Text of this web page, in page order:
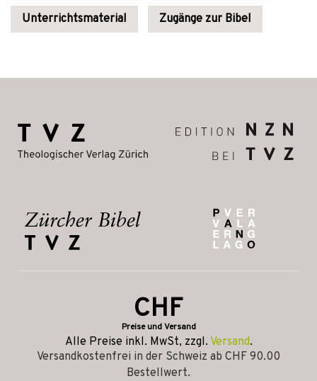
Unterrichtsmaterial Zugänge zur Bibel
CHF
Preise und Versand
Alle Preise inkl. MwSt, zzgl. Versand.
Versandkostenfrei in der Schweiz ab CHF 90.00
Bestellwert.